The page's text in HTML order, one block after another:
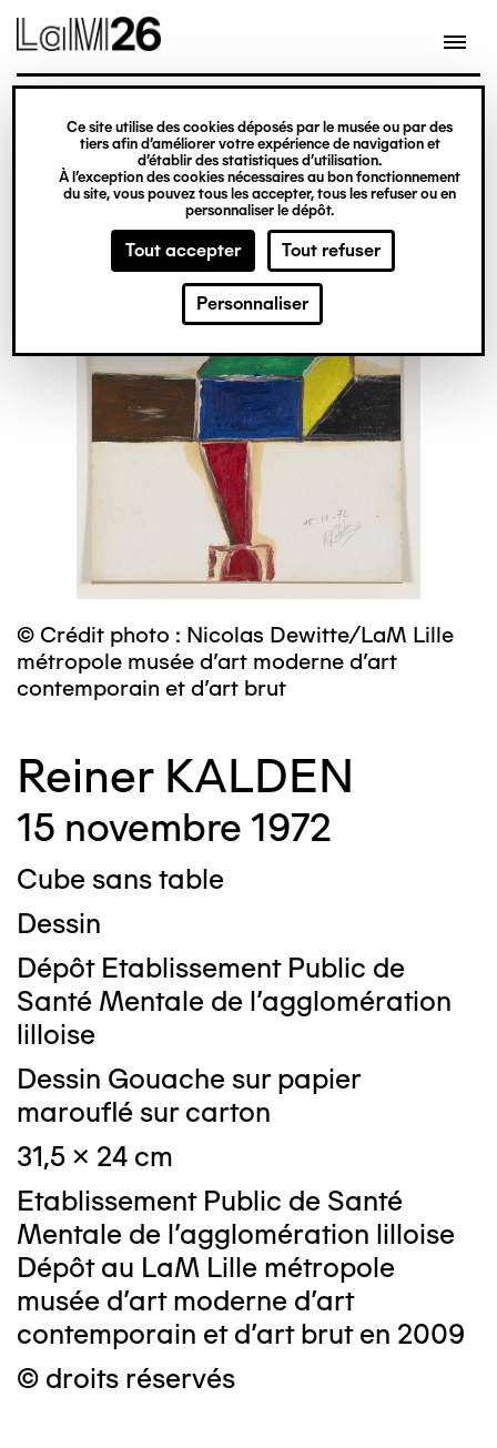
Gestion des cookies
Ce site utilise des cookies déposés par le musée ou par des
tiers afin d’améliorer votre expérience de navigation et
d’établir des statistiques d’utilisation.
À l’exception des cookies nécessaires au bon fonctionnement
du site, vous pouvez tous les accepter, tous les refuser ou en
personnaliser le dépôt.
Tout accepter Tout refuser
Personnaliser
contenu
© Crédit photo : Nicolas Dewitte/LaM Lille
métropole musée d’art moderne d’art
contemporain et d’art brut
Reiner KALDEN
15 novembre 1972
Cube sans table
Dessin
Dépôt Etablissement Public de
Santé Mentale de l'agglomération
lilloise
Dessin Gouache sur papier
marouflé sur carton
31,5 x 24 cm
Etablissement Public de Santé
Mentale de l'agglomération lilloise
Dépôt au LaM Lille métropole
musée d’art moderne d’art
contemporain et d’art brut en 2009
© droits réservés